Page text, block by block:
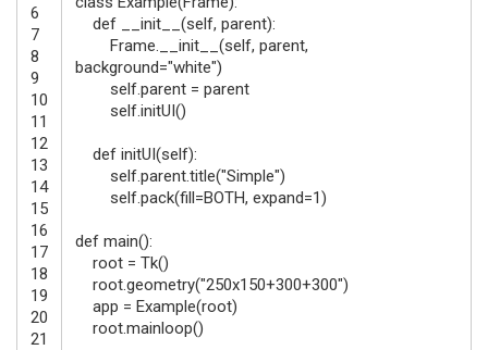
6
7
8
9
10
11
12
13
14
15
16
17
18
19
20
21
def
__init__ (self, parent):
Frame. __init__ (self, parent,
background="white")
self.parent = parent
self.initUI()
def initUI(self):
self.parent.title("Simple")
self.pack(fill=BOTH, expand=1)
def main():
root = Tk()
root.geometry("250x150+300+300")
app = Example(root)
root.mainloop()